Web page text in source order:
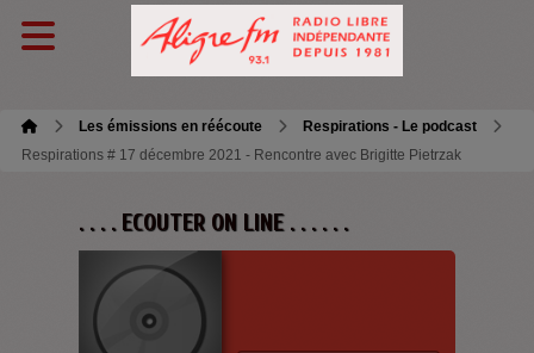
Les émissions en réécoute
Respirations - Le podcast
Respirations # 17 décembre 2021 - Rencontre avec Brigitte Pietrzak
. . . . ECOUTER ON LINE . . . . . .